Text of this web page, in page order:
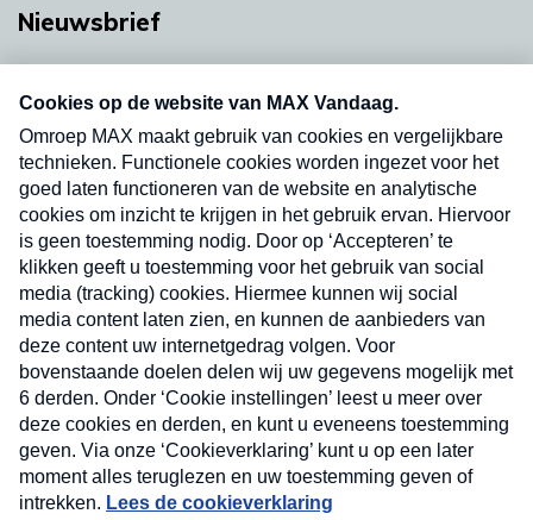
Nieuwsbrief
nieuwsbrief. Elke vrijdag- en dinsdagochtend in
uw mailbox.
Verzend
Nieuwsbrief
Neem hier een gratis abonnement op onze
nieuwsbrief. Elke vrijdag- en dinsdagochtend in uw